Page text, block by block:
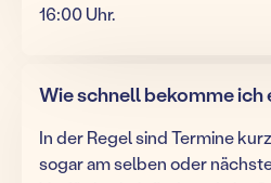
16:00 Uhr.
Wie schnell bekomme ich
In der Regel sind Termine
sogar am selben oder